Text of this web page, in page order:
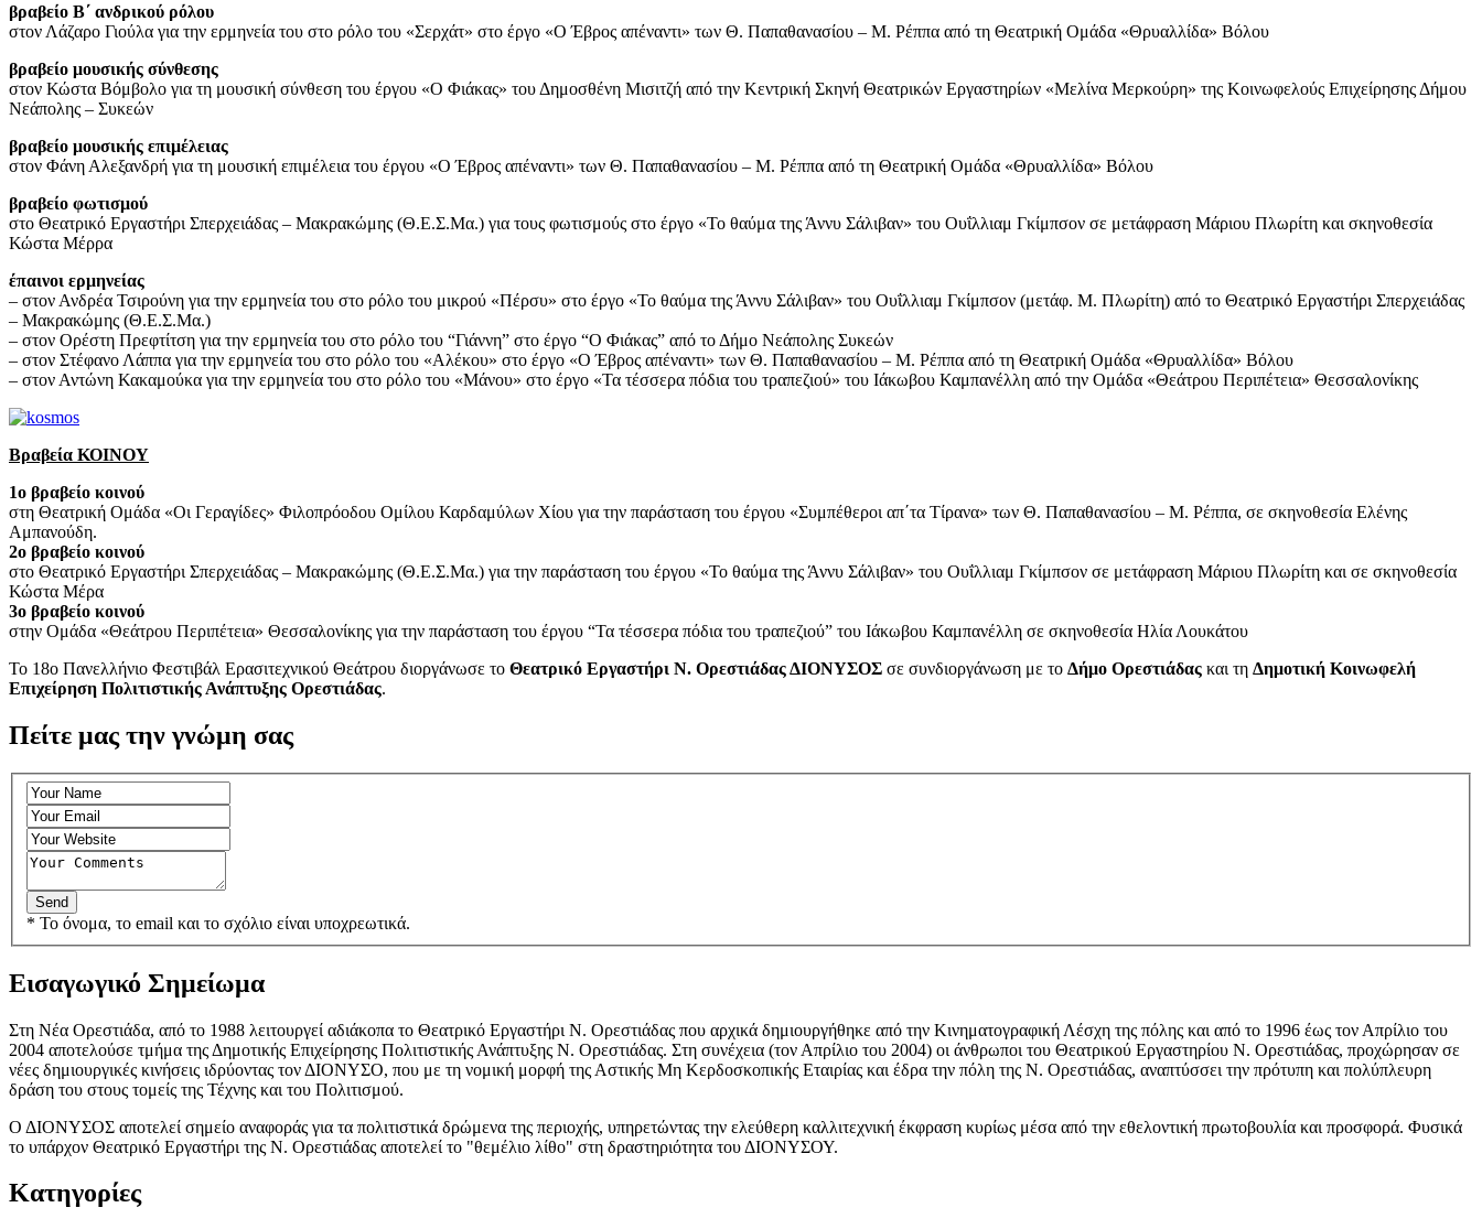
βραβείο Β΄ ανδρικού ρόλου
στον Λάζαρο Γιούλα για την ερμηνεία του στο ρόλο του «Σερχάτ» στο έργο «Ο Έβρος απέναντι» των Θ. Παπαθανασίου – Μ. Ρέππα από τη Θεατρική Ομάδα «Θρυαλλίδα» Βόλου
βραβείο μουσικής σύνθεσης
στον Κώστα Βόμβολο για τη μουσική σύνθεση του έργου «Ο Φιάκας» του Δημοσθένη Μισιτζή από την Κεντρική Σκηνή Θεατρικών Εργαστηρίων «Μελίνα Μερκούρη» της Κοινωφελούς Επιχείρησης Δήμου
Νεάπολης – Συκεών
βραβείο μουσικής επιμέλειας
στον Φάνη Αλεξανδρή για τη μουσική επιμέλεια του έργου «Ο Έβρος απέναντι» των Θ. Παπαθανασίου – Μ. Ρέππα από τη Θεατρική Ομάδα «Θρυαλλίδα» Βόλου
βραβείο φωτισμού
στο Θεατρικό Εργαστήρι Σπερχειάδας – Μακρακώμης (Θ.Ε.Σ.Μα.) για τους φωτισμούς στο έργο «Το θαύμα της Άννυ Σάλιβαν» του Ουΐλλιαμ Γκίμπσον σε μετάφραση Μάριου Πλωρίτη και σκηνοθεσία
Κώστα Μέρρα
έπαινοι ερμηνείας
– στον Ανδρέα Τσιρούνη για την ερμηνεία του στο ρόλο του μικρού «Πέρσυ» στο έργο «Το θαύμα της Άννυ Σάλιβαν» του Ουΐλλιαμ Γκίμπσον (μετάφ. Μ. Πλωρίτη) από το Θεατρικό Εργαστήρι Σπερχειάδας
– Μακρακώμης (Θ.Ε.Σ.Μα.)
– στον Ορέστη Πρεφτίτση για την ερμηνεία του στο ρόλο του “Γιάννη” στο έργο “Ο Φιάκας” από το Δήμο Νεάπολης Συκεών
– στον Στέφανο Λάππα για την ερμηνεία του στο ρόλο του «Αλέκου» στο έργο «Ο Έβρος απέναντι» των Θ. Παπαθανασίου – Μ. Ρέππα από τη Θεατρική Ομάδα «Θρυαλλίδα» Βόλου
– στον Αντώνη Κακαμούκα για την ερμηνεία του στο ρόλο του «Μάνου» στο έργο «Τα τέσσερα πόδια του τραπεζιού» του Ιάκωβου Καμπανέλλη από την Ομάδα «Θεάτρου Περιπέτεια» Θεσσαλονίκης
Βραβεία ΚΟΙΝΟΥ
1ο βραβείο κοινού
στη Θεατρική Ομάδα «Οι Γεραγίδες» Φιλοπρόοδου Ομίλου Καρδαμύλων Χίου για την παράσταση του έργου «Συμπέθεροι απ΄τα Τίρανα» των Θ. Παπαθανασίου – Μ. Ρέππα, σε σκηνοθεσία Ελένης
Αμπανούδη.
2ο βραβείο κοινού
στο Θεατρικό Εργαστήρι Σπερχειάδας – Μακρακώμης (Θ.Ε.Σ.Μα.) για την παράσταση του έργου «Το θαύμα της Άννυ Σάλιβαν» του Ουΐλλιαμ Γκίμπσον σε μετάφραση Μάριου Πλωρίτη και σε σκηνοθεσία
Κώστα Μέρα
3ο βραβείο κοινού
στην Ομάδα «Θεάτρου Περιπέτεια» Θεσσαλονίκης για την παράσταση του έργου “Τα τέσσερα πόδια του τραπεζιού” του Ιάκωβου Καμπανέλλη σε σκηνοθεσία Ηλία Λουκάτου
Το 18ο Πανελλήνιο Φεστιβάλ Ερασιτεχνικού Θεάτρου διοργάνωσε το Θεατρικό Εργαστήρι Ν. Ορεστιάδας ΔΙΟΝΥΣΟΣ σε συνδιοργάνωση με το Δήμο Ορεστιάδας και τη Δημοτική Κοινωφελή
Επιχείρηση Πολιτιστικής Ανάπτυξης Ορεστιάδας.
Πείτε μας την γνώμη σας
* Το όνομα, το email και το σχόλιο είναι υποχρεωτικά.
Εισαγωγικό Σημείωμα
Στη Νέα Ορεστιάδα, από το 1988 λειτουργεί αδιάκοπα το Θεατρικό Εργαστήρι Ν. Ορεστιάδας που αρχικά δημιουργήθηκε από την Κινηματογραφική Λέσχη της πόλης και από το 1996 έως τον Απρίλιο του
2004 αποτελούσε τμήμα της Δημοτικής Επιχείρησης Πολιτιστικής Ανάπτυξης Ν. Ορεστιάδας. Στη συνέχεια (τον Απρίλιο του 2004) οι άνθρωποι του Θεατρικού Εργαστηρίου Ν. Ορεστιάδας, προχώρησαν σε
νέες δημιουργικές κινήσεις ιδρύοντας τον ΔΙΟΝΥΣΟ, που με τη νομική μορφή της Αστικής Μη Κερδοσκοπικής Εταιρίας και έδρα την πόλη της Ν. Ορεστιάδας, αναπτύσσει την πρότυπη και πολύπλευρη
δράση του στους τομείς της Τέχνης και του Πολιτισμού.
Ο ΔΙΟΝΥΣΟΣ αποτελεί σημείο αναφοράς για τα πολιτιστικά δρώμενα της περιοχής, υπηρετώντας την ελεύθερη καλλιτεχνική έκφραση κυρίως μέσα από την εθελοντική πρωτοβουλία και προσφορά. Φυσικά
το υπάρχον Θεατρικό Εργαστήρι της Ν. Ορεστιάδας αποτελεί το "θεμέλιο λίθο" στη δραστηριότητα του ΔΙΟΝΥΣΟΥ.
Κατηγορίες